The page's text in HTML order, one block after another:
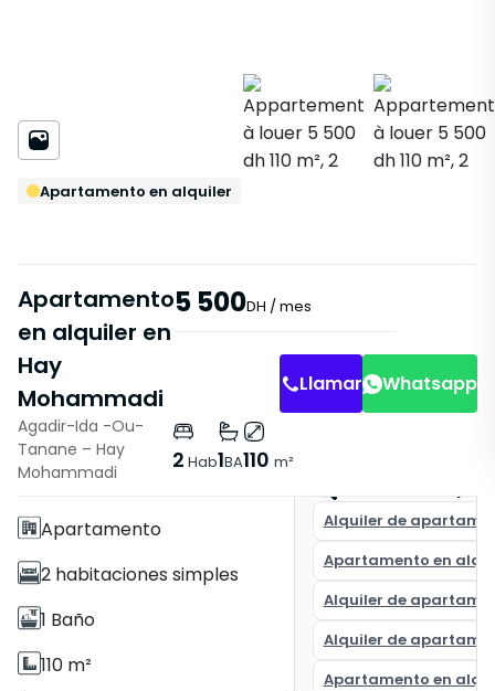
Apartamento en alquiler
Apartamento
en alquiler en
Hay
Mohammadi
5 500DH / mes
Agadir-Ida -Ou-
Tanane – Hay
Mohammadi
2 Hab1BA110 m²
Llamar Whatsapp
Características
Sin Ascensor
Apartamento
2 habitaciones simples
1 Baño
110 m²
Alquiler de
Apartamento en
Alquiler de
Alquiler de
Apartamento en